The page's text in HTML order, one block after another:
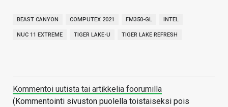
BEAST CANYON COMPUTEX 2021 FM350-GL INTEL
NUC 11 EXTREME TIGER LAKE-U TIGER LAKE REFRESH
Kommentoi uutista tai artikkelia foorumilla
(Kommentointi sivuston puolella toistaiseksi pois